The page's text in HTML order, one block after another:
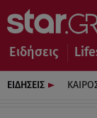
Ειδήσεις
ΕΙΔΗΣΕΙΣ